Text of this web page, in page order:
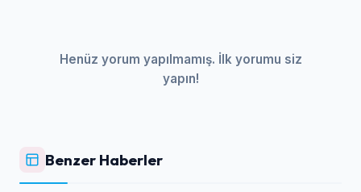
Henüz yorum yapılmamış. İlk yorumu siz
yapın!
Benzer Haberler